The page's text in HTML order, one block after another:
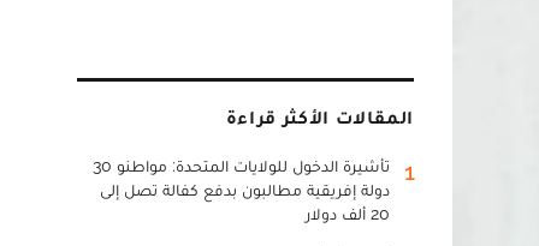
المقالات الأكثر قراءة
1
تأشيرة الدخول للولايات المتحدة: مواطنو 30
دولة إفريقية مطالبون بدفع كفالة تصل إلى
20 ألف دولار